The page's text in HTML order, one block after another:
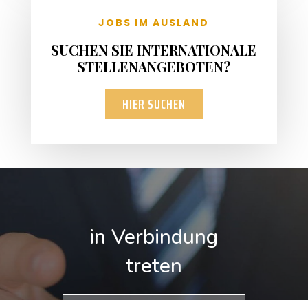
JOBS IM AUSLAND
SUCHEN SIE INTERNATIONALE
STELLENANGEBOTEN?
HIER SUCHEN
in Verbindung
treten